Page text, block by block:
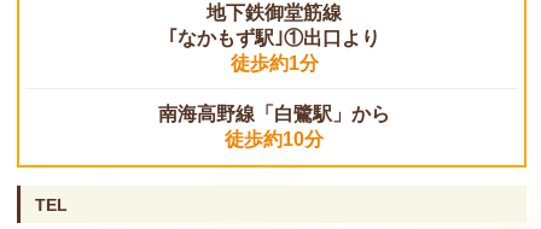
地下鉄御堂筋線
｢なかもず駅｣①出口より
徒歩約1分
南海高野線「白鷺駅」から
徒歩約10分
TEL